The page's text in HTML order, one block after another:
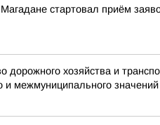
стартовал приём
дорожного хозяйства и
и межмуниципального